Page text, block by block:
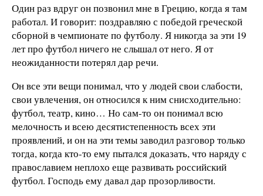
Один раз вдруг он позвонил мне в Грецию, когда я там
работал. И говорит: поздравляю с победой греческой
сборной в чемпионате по футболу. Я никогда за эти 19
лет про футбол ничего не слышал от него. Я от
неожиданности потерял дар речи.
Он все эти вещи понимал, что у людей свои слабости,
свои увлечения, он относился к ним снисходительно:
футбол, театр, кино… Но сам-то он понимал всю
мелочность и всею десятистепенность всех эти
проявлений, и он на эти темы заводил разговор только
тогда, когда кто-то ему пытался доказать, что наряду с
православием неплохо еще развивать российский
футбол. Господь ему давал дар прозорливости.